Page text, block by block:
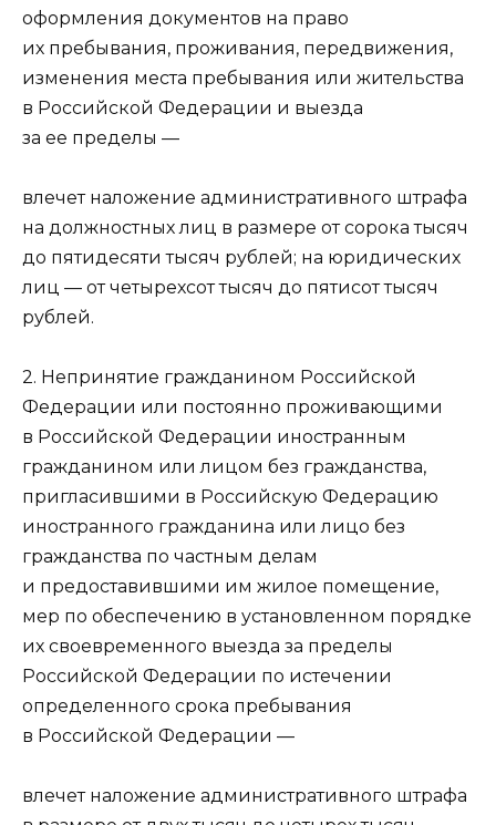
оформления документов на право
их пребывания, проживания, передвижения,
изменения места пребывания или жительства
в Российской Федерации и выезда
за ее пределы —
влечет наложение административного штрафа
на должностных лиц в размере от сорока тысяч
до пятидесяти тысяч рублей; на юридических
лиц — от четырехсот тысяч до пятисот тысяч
рублей.
2. Непринятие гражданином Российской
Федерации или постоянно проживающими
в Российской Федерации иностранным
гражданином или лицом без гражданства,
пригласившими в Российскую Федерацию
иностранного гражданина или лицо без
гражданства по частным делам
и предоставившими им жилое помещение,
мер по обеспечению в установленном порядке
их своевременного выезда за пределы
Российской Федерации по истечении
определенного срока пребывания
в Российской Федерации —
влечет наложение административного штрафа